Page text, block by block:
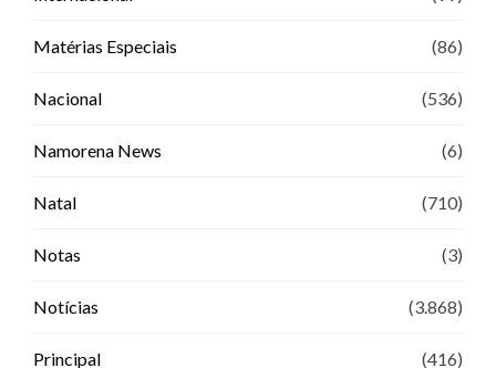
Matérias Especiais (86)
Nacional (536)
Namorena News (6)
Natal (710)
Notas (3)
Notícias (3.868)
Principal (416)